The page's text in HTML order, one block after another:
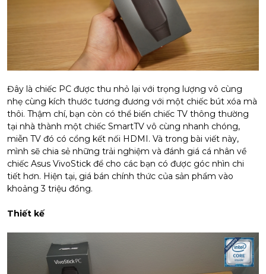
Đây là chiếc PC được thu nhỏ lại với trọng lượng vô cùng
nhẹ cùng kích thước tương đương với một chiếc bút xóa mà
thôi. Thậm chí, bạn còn có thể biến chiếc TV thông thường
tại nhà thành một chiếc SmartTV vô cùng nhanh chóng,
miễn TV đó có cổng kết nối HDMI. Và trong bài viết này,
mình sẽ chia sẻ những trải nghiệm và đánh giá cá nhân về
chiếc Asus VivoStick để cho các bạn có được góc nhìn chi
tiết hơn. Hiện tại, giá bán chính thức của sản phẩm vào
khoảng 3 triệu đồng.
Thiết kế